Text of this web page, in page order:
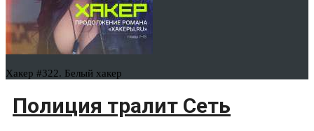
Хакер #322. Белый хакер
Полиция тралит Сеть